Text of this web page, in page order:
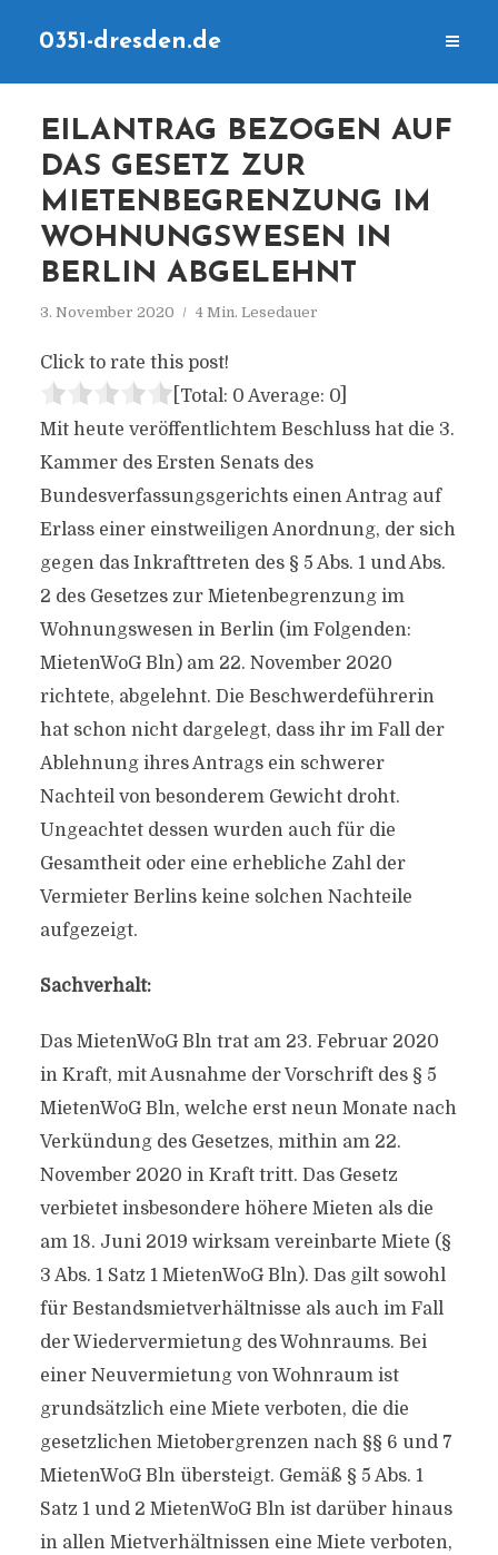
0351-dresden.de
EILANTRAG BEZOGEN AUF
DAS GESETZ ZUR
MIETENBEGRENZUNG IM
WOHNUNGSWESEN IN
BERLIN ABGELEHNT
3. November 2020 4 Min. Lesedauer
Click to rate this post!
[Total: 0 Average: 0]
Mit heute veröffentlichtem Beschluss hat die 3.
Kammer des Ersten Senats des
Bundesverfassungsgerichts einen Antrag auf
Erlass einer einstweiligen Anordnung, der sich
gegen das Inkrafttreten des § 5 Abs. 1 und Abs.
2 des Gesetzes zur Mietenbegrenzung im
Wohnungswesen in Berlin (im Folgenden:
MietenWoG Bln) am 22. November 2020
richtete, abgelehnt. Die Beschwerdeführerin
hat schon nicht dargelegt, dass ihr im Fall der
Ablehnung ihres Antrags ein schwerer
Nachteil von besonderem Gewicht droht.
Ungeachtet dessen wurden auch für die
Gesamtheit oder eine erhebliche Zahl der
Vermieter Berlins keine solchen Nachteile
aufgezeigt.
Sachverhalt:
Das MietenWoG Bln trat am 23. Februar 2020
in Kraft, mit Ausnahme der Vorschrift des § 5
MietenWoG Bln, welche erst neun Monate nach
Verkündung des Gesetzes, mithin am 22.
November 2020 in Kraft tritt. Das Gesetz
verbietet insbesondere höhere Mieten als die
am 18. Juni 2019 wirksam vereinbarte Miete (§
3 Abs. 1 Satz 1 MietenWoG Bln). Das gilt sowohl
für Bestandsmietverhältnisse als auch im Fall
der Wiedervermietung des Wohnraums. Bei
einer Neuvermietung von Wohnraum ist
grundsätzlich eine Miete verboten, die die
gesetzlichen Mietobergrenzen nach §§ 6 und 7
MietenWoG Bln übersteigt. Gemäß § 5 Abs. 1
Satz 1 und 2 MietenWoG Bln ist darüber hinaus
in allen Mietverhältnissen eine Miete verboten,